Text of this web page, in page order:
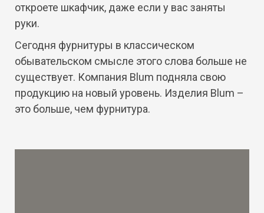
откроете шкафчик, даже если у вас заняты
руки.
Сегодня фурнитуры в классическом
обывательском смысле этого слова больше не
существует. Компания Blum подняла свою
продукцию на новый уровень. Изделия Blum –
это больше, чем фурнитура.